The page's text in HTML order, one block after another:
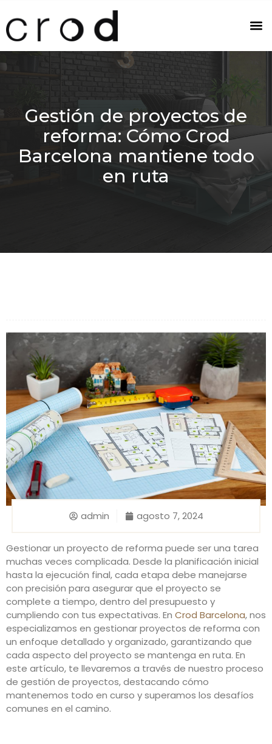
Gestión de proyectos de
reforma: Cómo Crod
Barcelona mantiene todo
en ruta
admin agosto 7, 2024
Gestionar un proyecto de reforma puede ser una tarea
muchas veces complicada. Desde la planificación inicial
hasta la ejecución final, cada etapa debe manejarse
con precisión para asegurar que el proyecto se
complete a tiempo, dentro del presupuesto y
cumpliendo con tus expectativas. En Crod Barcelona, nos
especializamos en gestionar proyectos de reforma con
un enfoque detallado y organizado, garantizando que
cada aspecto del proyecto se mantenga en ruta. En
este artículo, te llevaremos a través de nuestro proceso
de gestión de proyectos, destacando cómo
mantenemos todo en curso y superamos los desafíos
comunes en el camino.